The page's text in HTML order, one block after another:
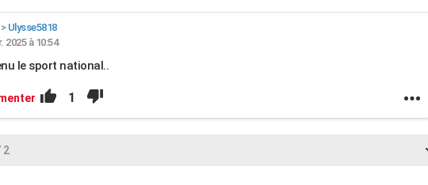
> Ulysse5818
2025 à 10:54
le sport national..
1
2